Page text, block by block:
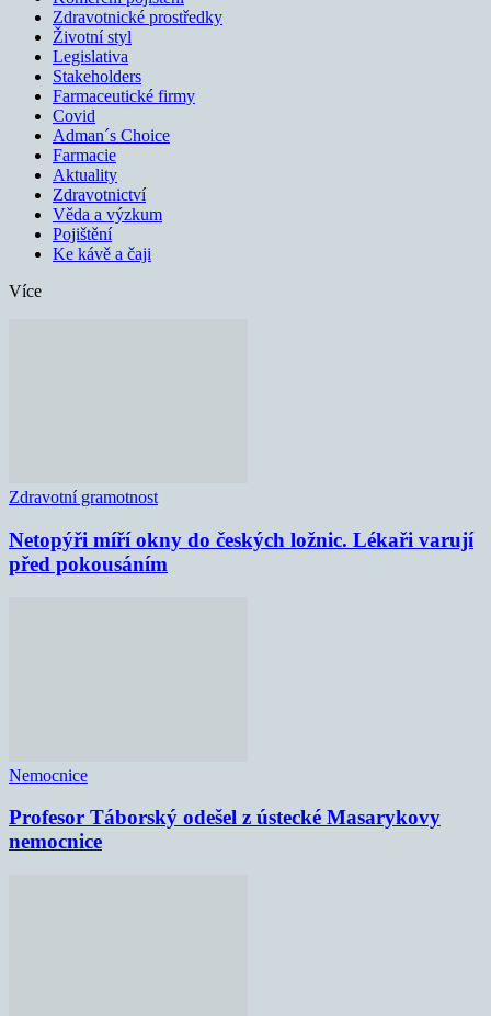
Zdravotnické prostředky
Životní styl
Legislativa
Stakeholders
Farmaceutické firmy
Covid
Adman´s Choice
Farmacie
Aktuality
Zdravotnictví
Věda a výzkum
Pojištění
Ke kávě a čaji
Více
Zdravotní gramotnost
Netopýři míří okny do českých ložnic. Lékaři varují
před pokousáním
Nemocnice
Profesor Táborský odešel z ústecké Masarykovy
nemocnice